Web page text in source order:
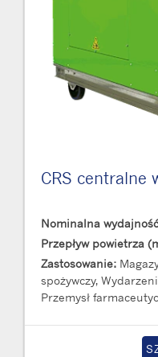
CRS centralne
Nominalna
Przepływ powietrza
Zastosowanie:
spożywczy,
Przemysł